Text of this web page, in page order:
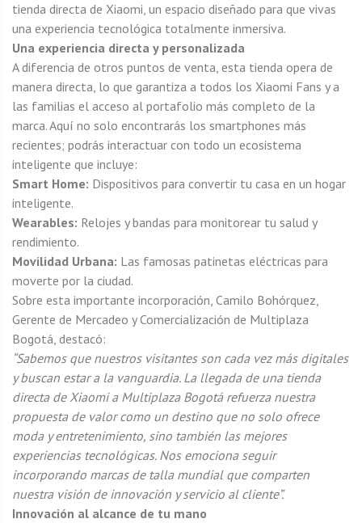
tienda directa de Xiaomi, un espacio diseñado para que vivas
una experiencia tecnológica totalmente inmersiva.
Una experiencia directa y personalizada
A diferencia de otros puntos de venta, esta tienda opera de
manera directa, lo que garantiza a todos los Xiaomi Fans y a
las familias el acceso al portafolio más completo de la
marca. Aquí no solo encontrarás los smartphones más
recientes; podrás interactuar con todo un ecosistema
inteligente que incluye:
Smart Home: Dispositivos para convertir tu casa en un hogar
inteligente.
Wearables: Relojes y bandas para monitorear tu salud y
rendimiento.
Movilidad Urbana: Las famosas patinetas eléctricas para
moverte por la ciudad.
Sobre esta importante incorporación, Camilo Bohórquez,
Gerente de Mercadeo y Comercialización de Multiplaza
Bogotá, destacó:
“Sabemos que nuestros visitantes son cada vez más digitales
y buscan estar a la vanguardia. La llegada de una tienda
directa de Xiaomi a Multiplaza Bogotá refuerza nuestra
propuesta de valor como un destino que no solo ofrece
moda y entretenimiento, sino también las mejores
experiencias tecnológicas. Nos emociona seguir
incorporando marcas de talla mundial que comparten
nuestra visión de innovación y servicio al cliente”.
Innovación al alcance de tu mano